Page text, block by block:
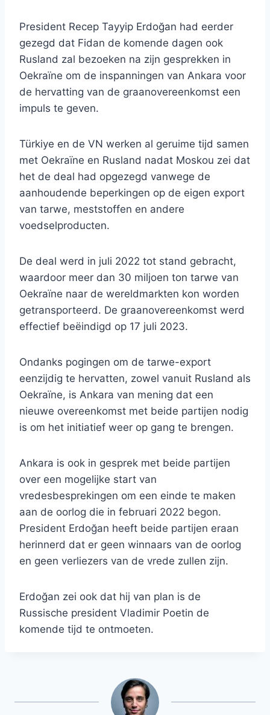
President Recep Tayyip Erdoğan had eerder
gezegd dat Fidan de komende dagen ook
Rusland zal bezoeken na zijn gesprekken in
Oekraïne om de inspanningen van Ankara voor
de hervatting van de graanovereenkomst een
impuls te geven.
Türkiye en de VN werken al geruime tijd samen
met Oekraïne en Rusland nadat Moskou zei dat
het de deal had opgezegd vanwege de
aanhoudende beperkingen op de eigen export
van tarwe, meststoffen en andere
voedselproducten.
De deal werd in juli 2022 tot stand gebracht,
waardoor meer dan 30 miljoen ton tarwe van
Oekraïne naar de wereldmarkten kon worden
getransporteerd. De graanovereenkomst werd
effectief beëindigd op 17 juli 2023.
Ondanks pogingen om de tarwe-export
eenzijdig te hervatten, zowel vanuit Rusland als
Oekraïne, is Ankara van mening dat een
nieuwe overeenkomst met beide partijen nodig
is om het initiatief weer op gang te brengen.
Ankara is ook in gesprek met beide partijen
over een mogelijke start van
vredesbesprekingen om een ​​einde te maken
aan de oorlog die in februari 2022 begon.
President Erdoğan heeft beide partijen eraan
herinnerd dat er geen winnaars van de oorlog
en geen verliezers van de vrede zullen zijn.
Erdoğan zei ook dat hij van plan is de
Russische president Vladimir Poetin de
komende tijd te ontmoeten.